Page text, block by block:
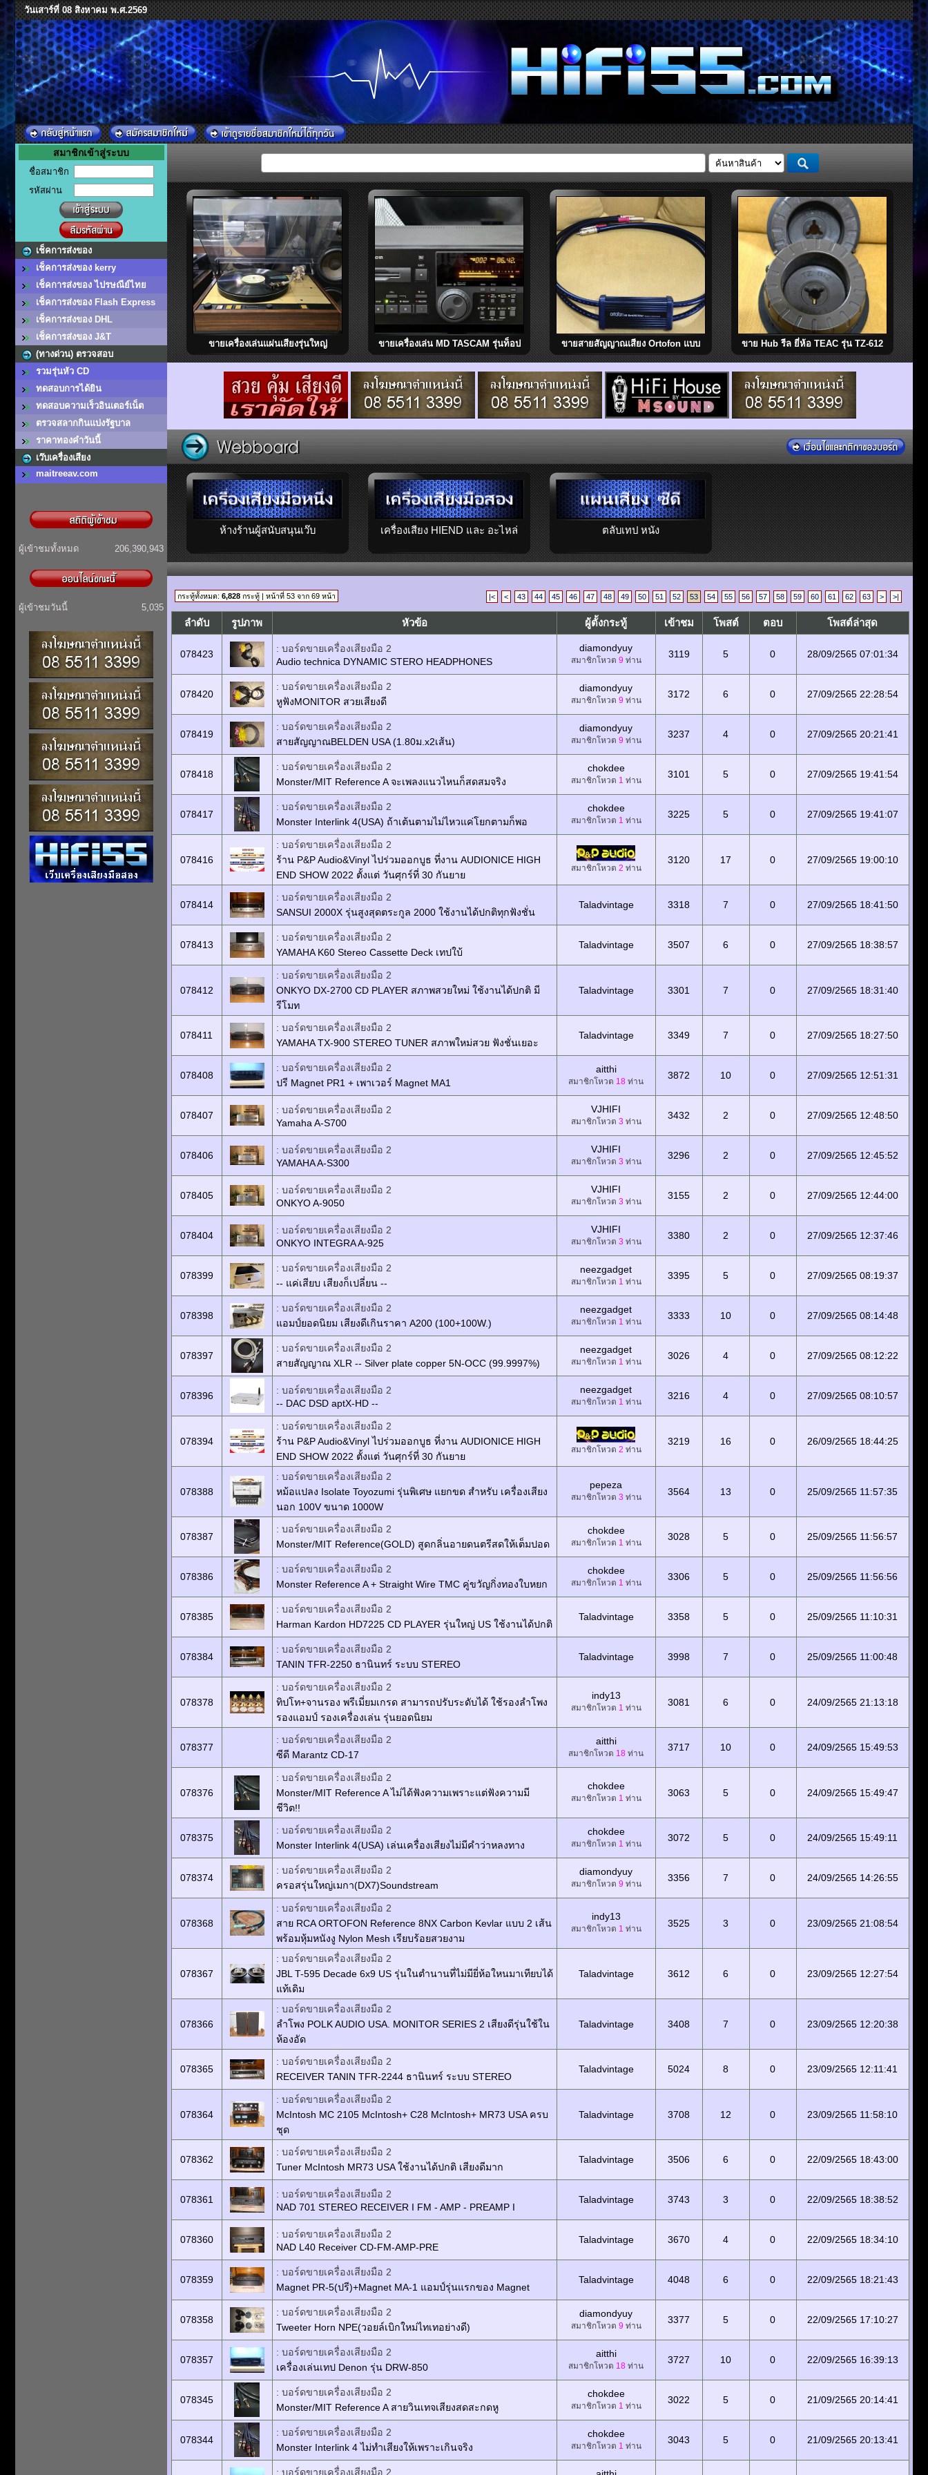
วันเสาร์ที่ 08 สิงหาคม พ.ศ.2569
สมาชิกเข้าสู่ระบบ
ชื่อสมาชิก
รหัสผ่าน
เช็คการส่งของ
เช็คการส่งของ kerry
เช็คการส่งของ ไปรษณีย์ไทย
เช็คการส่งของ Flash Express
เช็คการส่งของ DHL
เช็คการส่งของ J&T
(ทางด่วน) ตรวจสอบ
รวมรุ่นหัว CD
ทดสอบการได้ยิน
ทดสอบความเร็วอินเตอร์เน็ต
ตรวจสลากกินแบ่งรัฐบาล
ราคาทองคำวันนี้
เว๊บเครื่องเสียง
maitreeav.com
ผู้เข้าชมทั้งหมด 206,390,943
ผู้เข้าชมวันนี้ 5,035
ขายเครื่องเล่นแผ่นเสียงรุ่นใหญ่
Thorens TD126 Mk III Centennial
ขายเครื่องเล่น MD TASCAM รุ่นท็อป
MD-801R สภาพสวย เสียงดี ทำงาน
ขายสายสัญญาณเสียง Ortofon แบบ
RCA. สภาพสวย พร้อม AC-Cord / AC
ขาย Hub รีล ยี่ห้อ TEAC รุ่น TZ-612
สภาพสวย พร้อมใช้งาน Made in
ห้างร้านผู้สนับสนุนเว๊บ เครื่องเสียง HIEND และ อะไหล่ ตลับเทป หนัง
กระทู้ทั้งหมด: 6,828 กระทู้ | หน้าที่ 53 จาก 69 หน้า |< < 43 44 45 46 47 48 49 50 51 52 53 54 55 56 57 58 59 60 61 62 63 > >|
ลำดับ รูปภาพ หัวข้อ ผู้ตั้งกระทู้ เข้าชม โพสต์ ตอบ โพสต์ล่าสุด
078423
: บอร์ดขายเครื่องเสียงมือ 2
Audio technica DYNAMIC STERO HEADPHONES
diamondyuy
สมาชิกโหวต 9 ท่าน
3119 5 0 28/09/2565 07:01:34
078420
: บอร์ดขายเครื่องเสียงมือ 2
หูฟังMONITOR สวยเสียงดี
diamondyuy
สมาชิกโหวต 9 ท่าน
3172 6 0 27/09/2565 22:28:54
078419
: บอร์ดขายเครื่องเสียงมือ 2
สายสัญญาณBELDEN USA (1.80ม.x2เส้น)
diamondyuy
สมาชิกโหวต 9 ท่าน
3237 4 0 27/09/2565 20:21:41
078418
: บอร์ดขายเครื่องเสียงมือ 2
Monster/MIT Reference A จะเพลงแนวไหนก็สดสมจริง
chokdee
สมาชิกโหวต 1 ท่าน
3101 5 0 27/09/2565 19:41:54
078417
: บอร์ดขายเครื่องเสียงมือ 2
Monster Interlink 4(USA) ถ้าเต้นตามไม่ไหวแค่โยกตามก็พอ
chokdee
สมาชิกโหวต 1 ท่าน
3225 5 0 27/09/2565 19:41:07
078416
: บอร์ดขายเครื่องเสียงมือ 2
ร้าน P&P Audio&Vinyl ไปร่วมออกบูธ ที่งาน AUDIONICE HIGH
END SHOW 2022 ตั้งแต่ วันศุกร์ที่ 30 กันยาย
สมาชิกโหวต 2 ท่าน
3120 17 0 27/09/2565 19:00:10
078414
: บอร์ดขายเครื่องเสียงมือ 2
SANSUI 2000X รุ่นสูงสุดตระกูล 2000 ใช้งานได้ปกติทุกฟังชั่น
Taladvintage 3318 7 0 27/09/2565 18:41:50
078413
: บอร์ดขายเครื่องเสียงมือ 2
YAMAHA K60 Stereo Cassette Deck เทปใบ้
Taladvintage 3507 6 0 27/09/2565 18:38:57
078412
: บอร์ดขายเครื่องเสียงมือ 2
ONKYO DX-2700 CD PLAYER สภาพสวยใหม่ ใช้งานได้ปกติ มี
รีโมท
Taladvintage 3301 7 0 27/09/2565 18:31:40
078411
: บอร์ดขายเครื่องเสียงมือ 2
YAMAHA TX-900 STEREO TUNER สภาพใหม่สวย ฟังชั่นเยอะ
Taladvintage 3349 7 0 27/09/2565 18:27:50
078408
: บอร์ดขายเครื่องเสียงมือ 2
ปรี Magnet PR1 + เพาเวอร์ Magnet MA1
aitthi
สมาชิกโหวต 18 ท่าน
3872 10 0 27/09/2565 12:51:31
078407
: บอร์ดขายเครื่องเสียงมือ 2
Yamaha A-S700
VJHIFI
สมาชิกโหวต 3 ท่าน
3432 2 0 27/09/2565 12:48:50
078406
: บอร์ดขายเครื่องเสียงมือ 2
YAMAHA A-S300
VJHIFI
สมาชิกโหวต 3 ท่าน
3296 2 0 27/09/2565 12:45:52
078405
: บอร์ดขายเครื่องเสียงมือ 2
ONKYO A-9050
VJHIFI
สมาชิกโหวต 3 ท่าน
3155 2 0 27/09/2565 12:44:00
078404
: บอร์ดขายเครื่องเสียงมือ 2
ONKYO INTEGRA A-925
VJHIFI
สมาชิกโหวต 3 ท่าน
3380 2 0 27/09/2565 12:37:46
078399
: บอร์ดขายเครื่องเสียงมือ 2
-- แค่เสียบ เสียงก็เปลี่ยน --
neezgadget
สมาชิกโหวต 1 ท่าน
3395 5 0 27/09/2565 08:19:37
078398
: บอร์ดขายเครื่องเสียงมือ 2
แอมป์ยอดนิยม เสียงดีเกินราคา A200 (100+100W.)
neezgadget
สมาชิกโหวต 1 ท่าน
3333 10 0 27/09/2565 08:14:48
078397
: บอร์ดขายเครื่องเสียงมือ 2
สายสัญญาณ XLR -- Silver plate copper 5N-OCC (99.9997%)
neezgadget
สมาชิกโหวต 1 ท่าน
3026 4 0 27/09/2565 08:12:22
078396
: บอร์ดขายเครื่องเสียงมือ 2
-- DAC DSD aptX-HD --
neezgadget
สมาชิกโหวต 1 ท่าน
3216 4 0 27/09/2565 08:10:57
078394
: บอร์ดขายเครื่องเสียงมือ 2
ร้าน P&P Audio&Vinyl ไปร่วมออกบูธ ที่งาน AUDIONICE HIGH
END SHOW 2022 ตั้งแต่ วันศุกร์ที่ 30 กันยาย
สมาชิกโหวต 2 ท่าน
3219 16 0 26/09/2565 18:44:25
078388
: บอร์ดขายเครื่องเสียงมือ 2
หม้อแปลง Isolate Toyozumi รุ่นพิเศษ แยกขด สำหรับ เครื่องเสียง
นอก 100V ขนาด 1000W
pepeza
สมาชิกโหวต 3 ท่าน 3564 13 0 25/09/2565 11:57:35
078387
: บอร์ดขายเครื่องเสียงมือ 2
Monster/MIT Reference(GOLD) สูดกลิ่นอายดนตรีสดให้เต็มปอด
chokdee
สมาชิกโหวต 1 ท่าน
3028 5 0 25/09/2565 11:56:57
078386
: บอร์ดขายเครื่องเสียงมือ 2
Monster Reference A + Straight Wire TMC คู่ขวัญกิ่งทองใบหยก
chokdee
สมาชิกโหวต 1 ท่าน
3306 5 0 25/09/2565 11:56:56
078385
: บอร์ดขายเครื่องเสียงมือ 2
Harman Kardon HD7225 CD PLAYER รุ่นใหญ่ US ใช้งานได้ปกติ
Taladvintage 3358 5 0 25/09/2565 11:10:31
078384
: บอร์ดขายเครื่องเสียงมือ 2
TANIN TFR-2250 ธานินทร์ ระบบ STEREO
Taladvintage 3998 7 0 25/09/2565 11:00:48
078378
: บอร์ดขายเครื่องเสียงมือ 2
ทิปโท+จานรอง พรีเมี่ยมเกรด สามารถปรับระดับได้ ใช้รองลำโพง
รองแอมป์ รองเครื่องเล่น รุ่นยอดนิยม
indy13
สมาชิกโหวต 1 ท่าน 3081 6 0 24/09/2565 21:13:18
078377
: บอร์ดขายเครื่องเสียงมือ 2
ซีดี Marantz CD-17
aitthi
สมาชิกโหวต 18 ท่าน
3717 10 0 24/09/2565 15:49:53
078376
: บอร์ดขายเครื่องเสียงมือ 2
Monster/MIT Reference A ไม่ได้ฟังความเพราะแต่ฟังความมี
ชีวิต!!
chokdee
สมาชิกโหวต 1 ท่าน 3063 5 0 24/09/2565 15:49:47
078375
: บอร์ดขายเครื่องเสียงมือ 2
Monster Interlink 4(USA) เล่นเครื่องเสียงไม่มีคำว่าหลงทาง
chokdee
สมาชิกโหวต 1 ท่าน
3072 5 0 24/09/2565 15:49:11
078374
: บอร์ดขายเครื่องเสียงมือ 2
ครอสรุ่นใหญ่เมกา(DX7)Soundstream
diamondyuy
สมาชิกโหวต 9 ท่าน
3356 7 0 24/09/2565 14:26:55
078368
: บอร์ดขายเครื่องเสียงมือ 2
สาย RCA ORTOFON Reference 8NX Carbon Kevlar แบบ 2 เส้น
พร้อมหุ้มหนังงู Nylon Mesh เรียบร้อยสวยงาม
indy13
สมาชิกโหวต 1 ท่าน 3525 3 0 23/09/2565 21:08:54
078367
: บอร์ดขายเครื่องเสียงมือ 2
JBL T-595 Decade 6x9 US รุ่นในตำนานที่ไม่มียี่ห้อใหนมาเทียบได้
แท้เดิม
Taladvintage 3612 6 0 23/09/2565 12:27:54
078366
: บอร์ดขายเครื่องเสียงมือ 2
ลำโพง POLK AUDIO USA. MONITOR SERIES 2 เสียงดีรุ่นใช้ใน
ห้องอัด
Taladvintage 3408 7 0 23/09/2565 12:20:38
078365
: บอร์ดขายเครื่องเสียงมือ 2
RECEIVER TANIN TFR-2244 ธานินทร์ ระบบ STEREO
Taladvintage 5024 8 0 23/09/2565 12:11:41
078364
: บอร์ดขายเครื่องเสียงมือ 2
McIntosh MC 2105 McIntosh+ C28 McIntosh+ MR73 USA ครบ
ชุด
Taladvintage 3708 12 0 23/09/2565 11:58:10
078362
: บอร์ดขายเครื่องเสียงมือ 2
Tuner McIntosh MR73 USA ใช้งานได้ปกติ เสียงดีมาก
Taladvintage 3506 6 0 22/09/2565 18:43:00
078361
: บอร์ดขายเครื่องเสียงมือ 2
NAD 701 STEREO RECEIVER I FM - AMP - PREAMP I
Taladvintage 3743 3 0 22/09/2565 18:38:52
078360
: บอร์ดขายเครื่องเสียงมือ 2
NAD L40 Receiver CD-FM-AMP-PRE
Taladvintage 3670 4 0 22/09/2565 18:34:10
078359
: บอร์ดขายเครื่องเสียงมือ 2
Magnet PR-5(ปรี)+Magnet MA-1 แอมป์รุ่นแรกของ Magnet
Taladvintage 4048 6 0 22/09/2565 18:21:43
078358
: บอร์ดขายเครื่องเสียงมือ 2
Tweeter Horn NPE(วอยล์เบิกใหม่ไทเทอย่างดี)
diamondyuy
สมาชิกโหวต 9 ท่าน
3377 5 0 22/09/2565 17:10:27
078357
: บอร์ดขายเครื่องเสียงมือ 2
เครื่องเล่นเทป Denon รุ่น DRW-850
aitthi
สมาชิกโหวต 18 ท่าน
3727 10 0 22/09/2565 16:39:13
078345
: บอร์ดขายเครื่องเสียงมือ 2
Monster/MIT Reference A สายวินเทจเสียงสดสะกดหู
chokdee
สมาชิกโหวต 1 ท่าน
3022 5 0 21/09/2565 20:14:41
078344
: บอร์ดขายเครื่องเสียงมือ 2
Monster Interlink 4 ไม่ทำเสียงให้เพราะเกินจริง
chokdee
สมาชิกโหวต 1 ท่าน
3043 5 0 21/09/2565 20:13:41
: บอร์ดขายเครื่องเสียงมือ 2